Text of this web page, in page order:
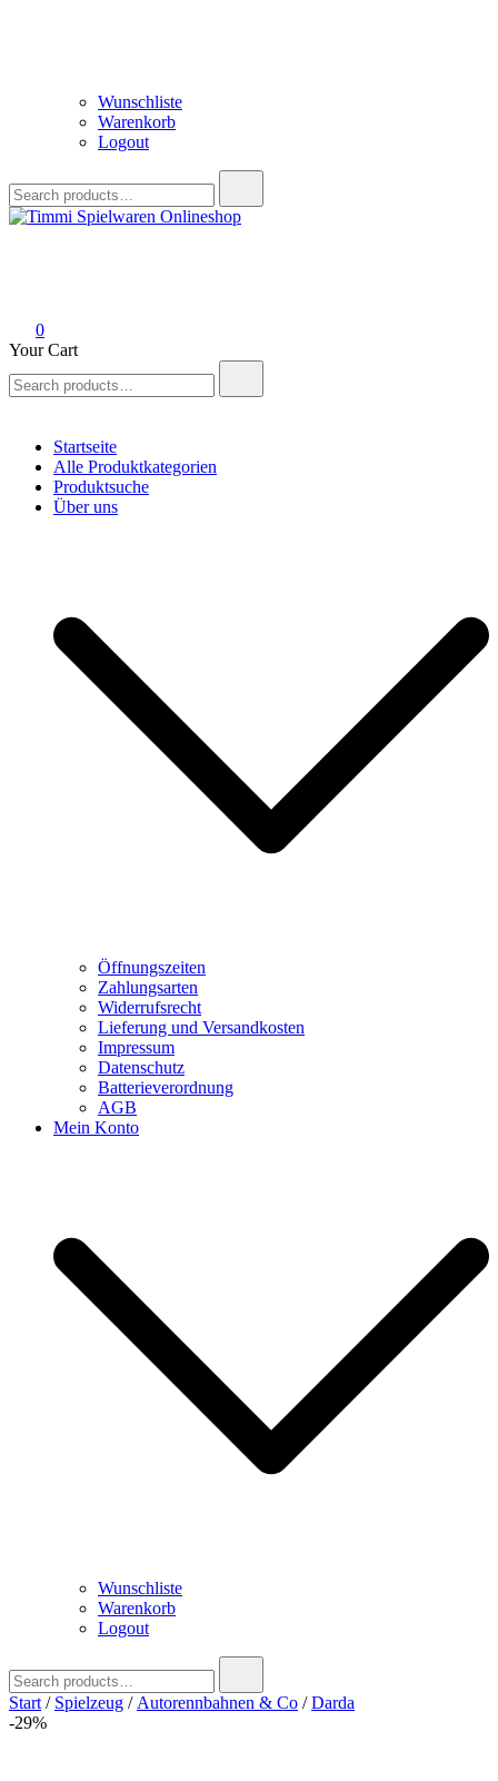
Wunschliste
Warenkorb
Logout
for:
0
Your Cart
for:
Startseite
Alle Produktkategorien
Produktsuche
Über uns
Öffnungszeiten
Zahlungsarten
Widerrufsrecht
Lieferung und Versandkosten
Impressum
Datenschutz
Batterieverordnung
AGB
Mein Konto
Wunschliste
Warenkorb
Logout
for:
Start / Spielzeug / Autorennbahnen & Co /Darda
-29%